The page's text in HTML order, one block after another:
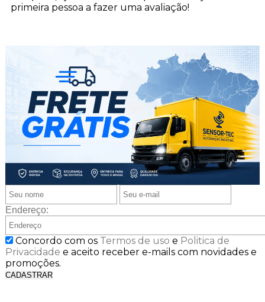
primeira pessoa a fazer uma avaliação!
Endereço:
Concordo com os Termos de uso e Politica de
Privacidade e aceito receber e-mails com novidades e
promoções.
CADASTRAR